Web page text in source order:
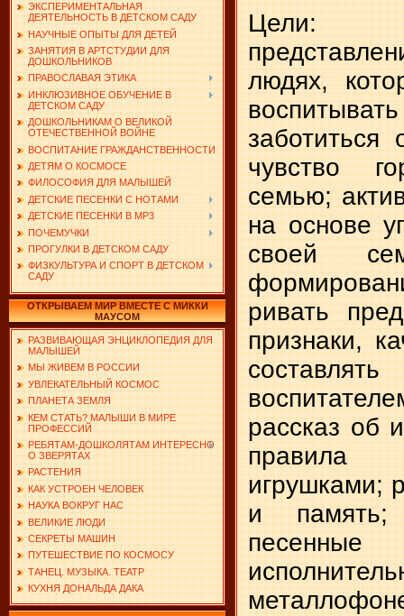
ЭКСПЕРИМЕНТАЛЬНАЯ
ДЕЯТЕЛЬНОСТЬ В ДЕТСКОМ САДУ
НАУЧНЫЕ ОПЫТЫ ДЛЯ ДЕТЕЙ
ЗАНЯТИЯ В АРТСТУДИИ ДЛЯ
ДОШКОЛЬНИКОВ
ПРАВОСЛАВАЯ ЭТИКА
ИНКЛЮЗИВНОЕ ОБУЧЕНИЕ В
ДЕТСКОМ САДУ
ДОШКОЛЬНИКАМ О ВЕЛИКОЙ
ОТЕЧЕСТВЕННОЙ ВОЙНЕ
ВОСПИТАНИЕ ГРАЖДАНСТВЕННОСТИ
ДЕТЯМ О КОСМОСЕ
ФИЛОСОФИЯ ДЛЯ МАЛЫШЕЙ
ДЕТСКИЕ ПЕСЕНКИ С НОТАМИ
ДЕТСКИЕ ПЕСЕНКИ В MP3
ПОЧЕМУЧКИ
ПРОГУЛКИ В ДЕТСКОМ САДУ
ФИЗКУЛЬТУРА И СПОРТ В ДЕТСКОМ
САДУ
ОТКРЫВАЕМ МИР ВМЕСТЕ С МИККИ
МАУСОМ
РАЗВИВАЮЩАЯ ЭНЦИКЛОПЕДИЯ ДЛЯ
МАЛЫШЕЙ
МЫ ЖИВЕМ В РОССИИ
УВЛЕКАТЕЛЬНЫЙ КОСМОС
ПЛАНЕТА ЗЕМЛЯ
КЕМ СТАТЬ? МАЛЫШИ В МИРЕ
ПРОФЕССИЙ
РЕБЯТАМ-ДОШКОЛЯТАМ ИНТЕРЕСНО
О ЗВЕРЯТАХ
РАСТЕНИЯ
КАК УСТРОЕН ЧЕЛОВЕК
НАУКА ВОКРУГ НАС
ВЕЛИКИЕ ЛЮДИ
СЕКРЕТЫ МАШИН
ПУТЕШЕСТВИЕ ПО КОСМОСУ
ТАНЕЦ. МУЗЫКА. ТЕАТР
КУХНЯ ДОНАЛЬДА ДАКА
Цели:
людях,
заботиться
чувство
семью;
на основе
своей
ривать
признаки,
рассказ об
игрушками;
и память;